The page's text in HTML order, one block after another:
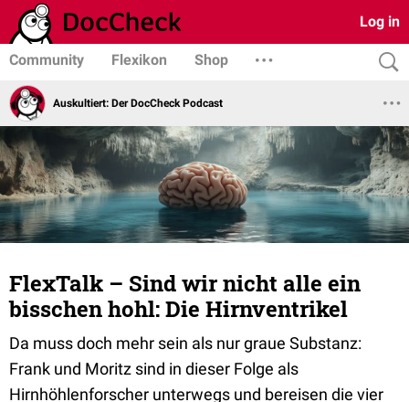
Log in
Community Flexikon Shop
Auskultiert: Der DocCheck Podcast
FlexTalk – Sind wir nicht alle ein
bisschen hohl: Die Hirnventrikel
Da muss doch mehr sein als nur graue Substanz:
Frank und Moritz sind in dieser Folge als
Hirnhöhlenforscher unterwegs und bereisen die vier